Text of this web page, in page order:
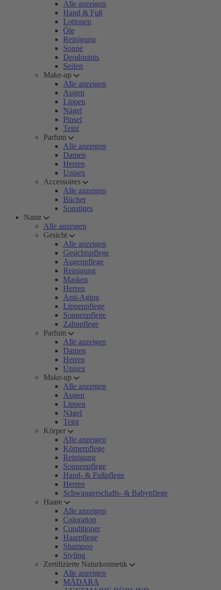
Alle anzeigen
Hand & Fuß
Lotionen
Öle
Reinigung
Sonne
Deodorants
Seifen
Make-up
Alle anzeigen
Augen
Lippen
Nägel
Pinsel
Teint
Parfum
Alle anzeigen
Damen
Herren
Unisex
Accessoires
Alle anzeigen
Bücher
Sonstiges
Natur
Alle anzeigen
Gesicht
Alle anzeigen
Gesichtspflege
Augenpflege
Reinigung
Masken
Herren
Anti-Aging
Lippenpflege
Sonnenpflege
Zahnpflege
Parfum
Alle anzeigen
Damen
Herren
Unisex
Make-up
Alle anzeigen
Augen
Lippen
Nägel
Teint
Körper
Alle anzeigen
Körperpflege
Reinigung
Sonnenpflege
Hand- & Fußpflege
Herren
Schwangerschafts- & Babypflege
Haare
Alle anzeigen
Coloration
Conditioner
Haarpflege
Shampoo
Styling
Zertifizierte Naturkosmetik
Alle anzeigen
MÁDARA